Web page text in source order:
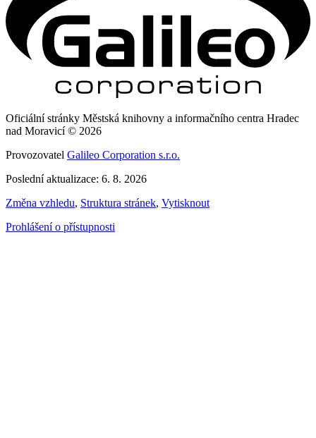
Oficiální stránky Městská knihovny a informačního centra Hradec
nad Moravicí © 2026
Provozovatel Galileo Corporation s.r.o.
Poslední aktualizace: 6. 8. 2026
Změna vzhledu, Struktura stránek, Vytisknout
Prohlášení o přístupnosti